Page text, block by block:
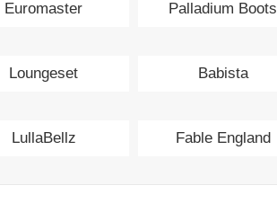
Euromaster Palladium Boots
Loungeset Babista
LullaBellz Fable England